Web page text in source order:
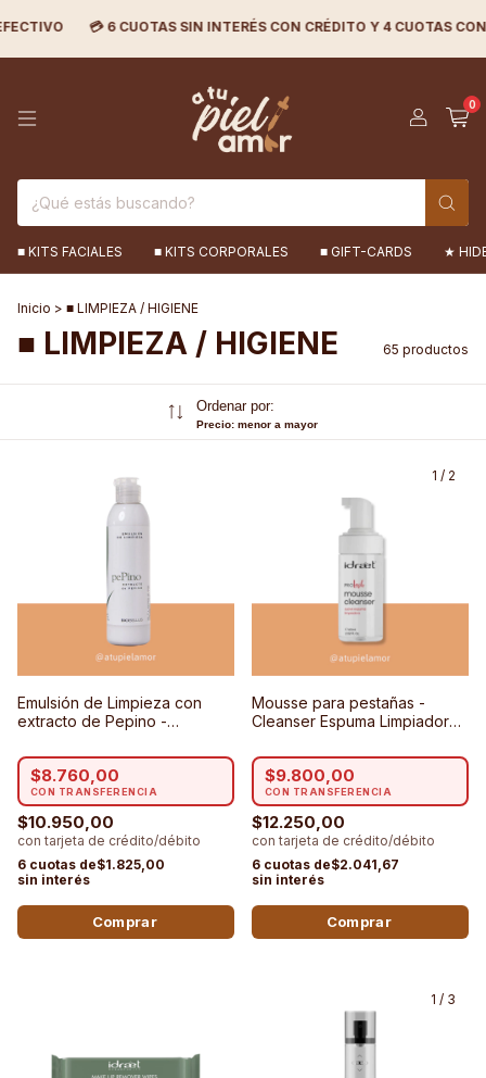
SIN INTERÉS CON CRÉDITO Y 4 CUOTAS CON DÉBITO 🟪 💰
0
■ KITS FACIALES ■ KITS CORPORALES ■ GIFT-CARDS ★
Inicio > ■ LIMPIEZA / HIGIENE
■ LIMPIEZA / HIGIENE 65 productos
Ordenar por:
Precio: menor a mayor
Emulsión de Limpieza con
extracto de Pepino -
$10.950,00
$1.825,00
$8.760,00
1 / 2
Mousse para pestañas -
Cleanser Espuma Limpiadora
$12.250,00
$2.041,67
$9.800,00
1 / 3